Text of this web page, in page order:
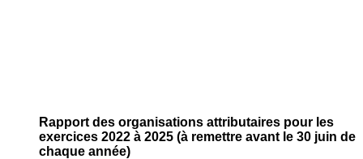
Rapport des organisations attributaires pour les
exercices 2022 à 2025 (à remettre avant le 30 juin de
chaque année)